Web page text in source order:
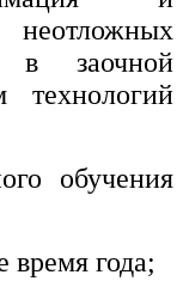
неотложных
в заочной
технологий
обучения
время года;